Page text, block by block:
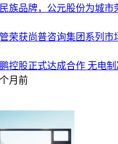
族品牌，公元股份为城市
荣获尚普咨询集团系列市
控股正式达成合作 无电
月前